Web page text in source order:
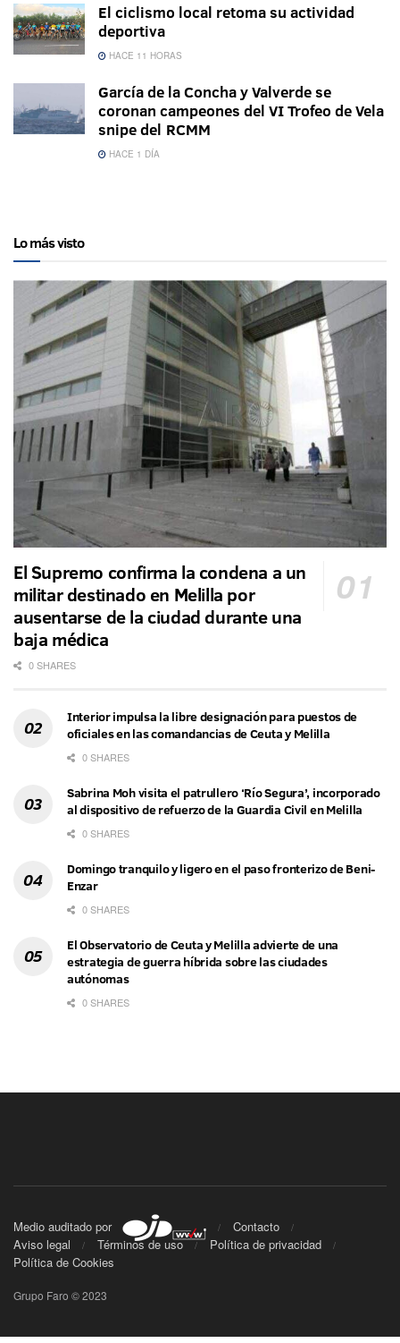
El ciclismo local retoma su actividad
deportiva
HACE 11 HORAS
García de la Concha y Valverde se
coronan campeones del VI Trofeo de Vela
snipe del RCMM
HACE 1 DÍA
Lo más visto
El Supremo confirma la condena a un
militar destinado en Melilla por
ausentarse de la ciudad durante una
baja médica
0 SHARES
Interior impulsa la libre designación para puestos de
oficiales en las comandancias de Ceuta y Melilla
0 SHARES
Sabrina Moh visita el patrullero ‘Río Segura’, incorporado
al dispositivo de refuerzo de la Guardia Civil en Melilla
0 SHARES
Domingo tranquilo y ligero en el paso fronterizo de Beni-
Enzar
0 SHARES
El Observatorio de Ceuta y Melilla advierte de una
estrategia de guerra híbrida sobre las ciudades
autónomas
0 SHARES
Medio auditado por
Contacto
Aviso legal
Términos de uso
Política de privacidad
Política de Cookies
Grupo Faro © 2023